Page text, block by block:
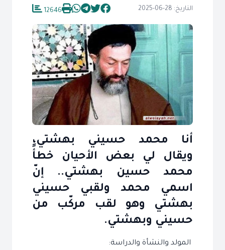
التاريخ: 28-06-2025 12646
أنا محمد حسيني بهشتي،
ويقال لي بعض الأحيان خطأً
محمد حسين بهشتي.. إنّ
اسمي محمد ولقبي حسيني
بهشتي وهو لقب مركّب من
حسيني وبهشتي.
المولد والنشأة والدراسة: